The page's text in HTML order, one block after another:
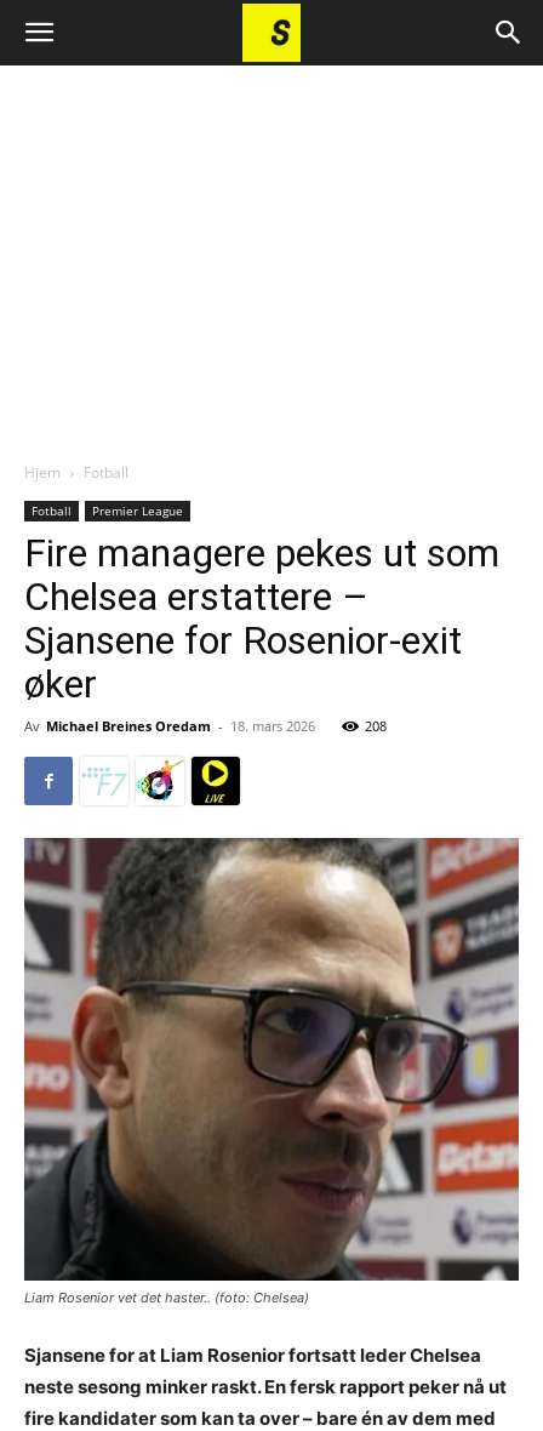
Hjem Fotball
Fotball Premier League
Fire managere pekes ut som
Chelsea erstattere –
Sjansene for Rosenior-exit
øker
Av Michael Breines Oredam - 18. mars 2026 208
Liam Rosenior vet det haster.. (foto: Chelsea)
Sjansene for at Liam Rosenior fortsatt leder Chelsea
neste sesong minker raskt. En fersk rapport peker nå ut
fire kandidater som kan ta over – bare én av dem med